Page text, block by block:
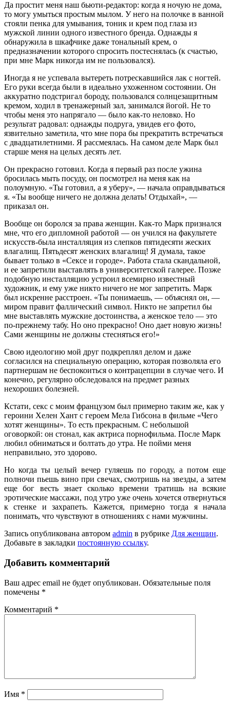
Да простит меня наш бьюти-редактор: когда я ночую не дома,
то могу умыться простым мылом. У него на полочке в ванной
стояли пенка для умывания, тоник и крем под глаза из
мужской линии одного известного бренда. Однажды я
обнаружила в шкафчике даже тональный крем, о
предназначении которого спросить постеснялась (к счастью,
при мне Марк никогда им не пользовался).
Иногда я не успевала вытереть потрескавшийся лак с ногтей.
Его руки всегда были в идеально ухоженном состоянии. Он
аккуратно подстригал бороду, пользовался солнцезащитным
кремом, ходил в тренажерный зал, занимался йогой. Не то
чтобы меня это напрягало — было как-то неловко. Но
результат радовал: однажды подруга, увидев его фото,
язвительно заметила, что мне пора бы прекратить встречаться
с двадцатилетними. Я рассмеялась. На самом деле Марк был
старше меня на целых десять лет.
Он прекрасно готовил. Когда я первый раз после ужина
бросилась мыть посуду, он посмотрел на меня как на
полоумную. «Ты готовил, а я уберу», — начала оправдываться
я. «Ты вообще ничего не должна делать! Отдыхай», —
приказал он.
Вообще он боролся за права женщин. Как-то Марк признался
мне, что его дипломной работой — он учился на факультете
искусств-была инсталляция из слепков пятидесяти жеских
влагалищ. Пятьдесят женских влагалищ! Я думала, такое
бывает только в «Сексе и городе». Работа стала скандальной,
и ее запретили выставлять в университетской галерее. Позже
подобную инсталляцию устроил всемирно известный
художник, и ему уже никто ничего не мог запретить. Марк
был искренне расстроен. «Ты понимаешь, — объяснял он, —
миром правит фаллический символ. Никто не запретил бы
мне выставлять мужские достоинства, а женское тело — это
по-прежнему табу. Но оно прекрасно! Оно дает новую жизнь!
Сами женщины не должны стесняться его!»
Свою идеологию мой друг подкреплял делом и даже
согласился на специальную операцию, которая позволяла его
партнершам не беспокоиться о контрацепции в случае чего. И
конечно, регулярно обследовался на предмет разных
нехороших болезней.
Кстати, секс с моим французом был примерно таким же, как у
героини Хелен Хант с героем Мела Гибсона в фильме «Чего
хотят женщины». То есть прекрасным. С небольшой
оговоркой: он стонал, как актриса порнофильма. После Марк
любил обниматься и болтать до утра. Не пойми меня
неправильно, это здорово.
Но когда ты целый вечер гуляешь по городу, а потом еще
полночи пьешь вино при свечах, смотришь на звезды, а затем
еще бог весть знает сколько времени тратишь на всякие
эротические массажи, под утро уже очень хочется отвернуться
к стенке и захрапеть. Кажется, примерно тогда я начала
понимать, что чувствуют в отношениях с нами мужчины.
Запись опубликована автором admin в рубрике Для женщин.
Добавьте в закладки постоянную ссылку.
Добавить комментарий
Ваш адрес email не будет опубликован. Обязательные поля
помечены *
Комментарий *
Имя *